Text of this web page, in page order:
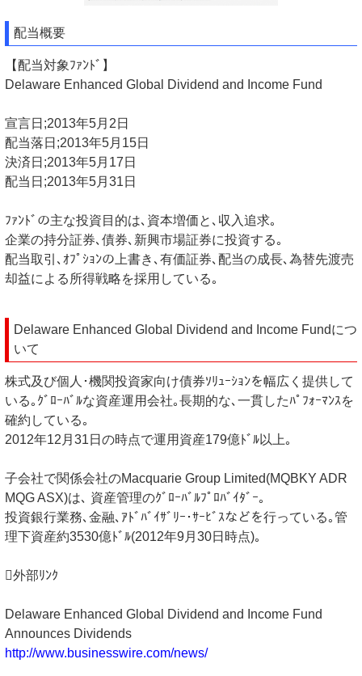
配当概要
【配当対象ﾌｧﾝﾄﾞ】
Delaware Enhanced Global Dividend and Income Fund
宣言日;2013年5月2日
配当落日;2013年5月15日
決済日;2013年5月17日
配当日;2013年5月31日
ﾌｧﾝﾄﾞの主な投資目的は､資本増価と､収入追求｡
企業の持分証券､債券､新興市場証券に投資する｡
配当取引､ｵﾌﾟｼｮﾝの上書き､有価証券､配当の成長､為替先渡売
却益による所得戦略を採用している｡
Delaware Enhanced Global Dividend and Income Fundにつ
いて
株式及び個人･機関投資家向け債券ｿﾘｭｰｼｮﾝを幅広く提供して
いる｡ｸﾞﾛｰﾊﾞﾙな資産運用会社｡長期的な､一貫したﾊﾟﾌｫｰﾏﾝｽを
確約している｡
2012年12月31日の時点で運用資産179億ﾄﾞﾙ以上｡
子会社で関係会社のMacquarie Group Limited(MQBKY ADR
MQG ASX)は､ 資産管理のｸﾞﾛｰﾊﾞﾙﾌﾟﾛﾊﾞｲﾀﾞｰ｡
投資銀行業務､金融､ｱﾄﾞﾊﾞｲｻﾞﾘｰ･ｻｰﾋﾞｽなどを行っている｡管
理下資産約3530億ﾄﾞﾙ(2012年9月30日時点)｡
外部ﾘﾝｸ
Delaware Enhanced Global Dividend and Income Fund
Announces Dividends
http://www.businesswire.com/news/